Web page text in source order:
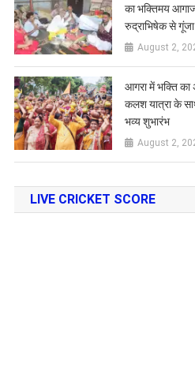
का भक्तिमय
रुद्राभिषेक से गूंजा
August 2,
आगरा में भक्ति का
कलश यात्रा के
भव्य शुभारंभ
August 2,
LIVE CRICKET SCORE